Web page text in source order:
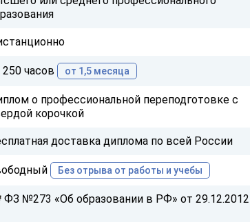
250 часов от 1,5 месяца
о профессиональной переподготовке с
корочкой
доставка диплома по всей России
Без отрыва от работы и учебы
ФЗ №273 «Об образовании в РФ» от 29.12.2012